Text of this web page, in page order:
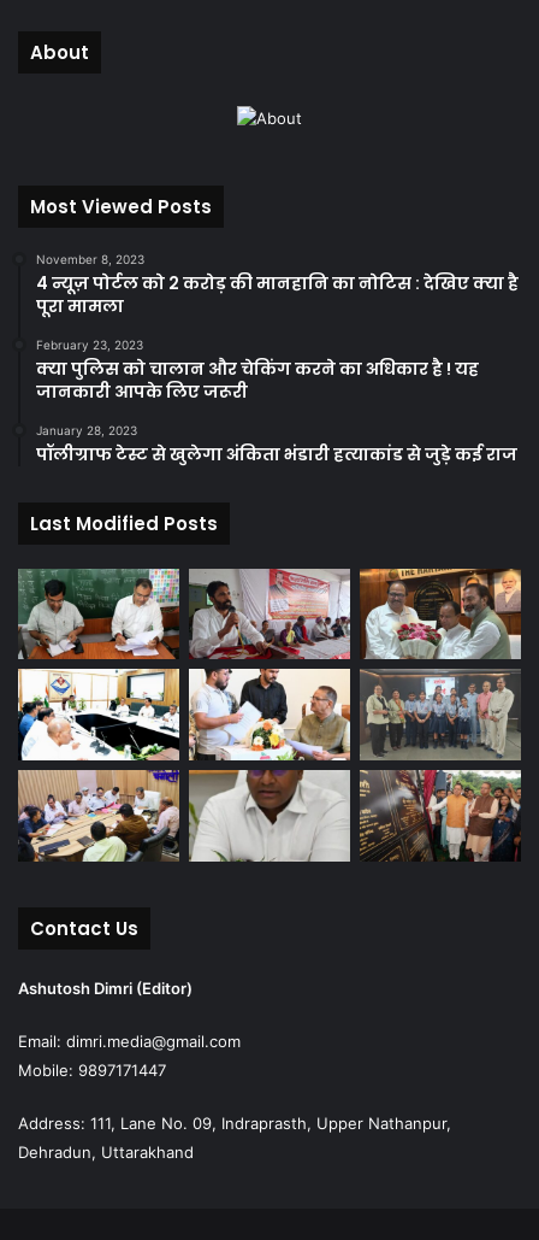
About
Most Viewed Posts
November 8, 2023
4 न्यूज़ पोर्टल को 2 करोड़ की मानहानि का नोटिस : देखिए क्या है
पूरा मामला
February 23, 2023
क्या पुलिस को चालान और चेकिंग करने का अधिकार है ! यह
जानकारी आपके लिए जरूरी
January 28, 2023
पॉलीग्राफ टेस्ट से खुलेगा अंकिता भंडारी हत्याकांड से जुड़े कई राज
Last Modified Posts
Contact Us
Ashutosh Dimri (Editor)
Email: dimri.media@gmail.com
Mobile: 9897171447
Address: 111, Lane No. 09, Indraprasth, Upper Nathanpur,
Dehradun, Uttarakhand